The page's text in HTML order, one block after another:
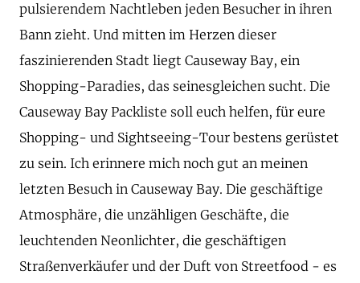
pulsierendem Nachtleben jeden Besucher in ihren
Bann zieht. Und mitten im Herzen dieser
faszinierenden Stadt liegt Causeway Bay, ein
Shopping-Paradies, das seinesgleichen sucht. Die
Causeway Bay Packliste soll euch helfen, für eure
Shopping- und Sightseeing-Tour bestens gerüstet
zu sein. Ich erinnere mich noch gut an meinen
letzten Besuch in Causeway Bay. Die geschäftige
Atmosphäre, die unzähligen Geschäfte, die
leuchtenden Neonlichter, die geschäftigen
Straßenverkäufer und der Duft von Streetfood - es